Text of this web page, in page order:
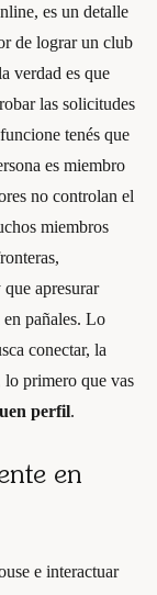
es un detalle
de lograr un club
verdad es que
las solicitudes
tenés que
es miembro
no controlan el
miembros
apresurar
pañales. Lo
conectar, la
lo primero que vas
perfil.
en
e interactuar